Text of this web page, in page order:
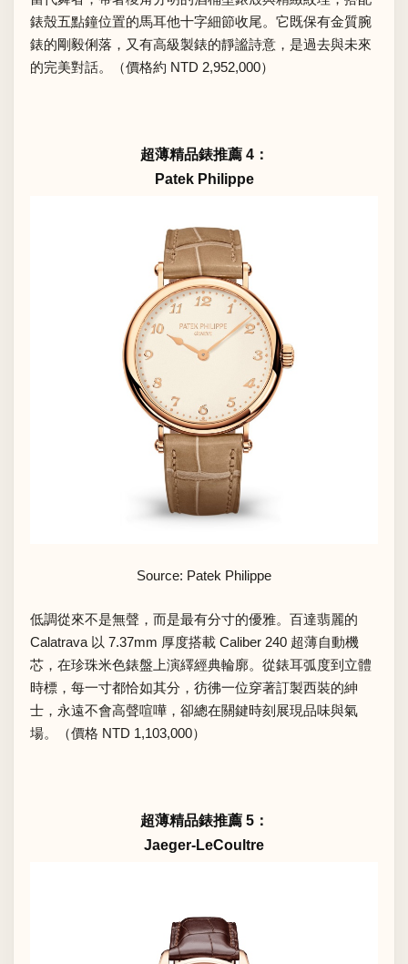
錶殼五點鐘位置的馬耳他十字細節收尾。它既保有金質腕
錶的剛毅俐落，又有高級製錶的靜謐詩意，是過去與未來
的完美對話。（價格約 NTD 2,952,000）
超薄精品錶推薦 4：
Patek Philippe
Source: Patek Philippe
低調從來不是無聲，而是最有分寸的優雅。百達翡麗的
Calatrava 以 7.37mm 厚度搭載 Caliber 240 超薄自動機
芯，在珍珠米色錶盤上演繹經典輪廓。從錶耳弧度到立體
時標，每一寸都恰如其分，彷彿一位穿著訂製西裝的紳
士，永遠不會高聲喧嘩，卻總在關鍵時刻展現品味與氣
場。（價格 NTD 1,103,000）
超薄精品錶推薦 5：
Jaeger-LeCoultre